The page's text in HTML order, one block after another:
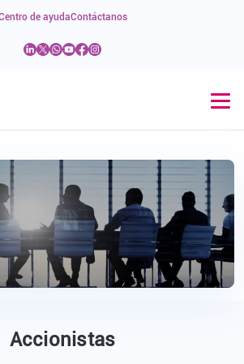
de ayudaContáctanos
Accionistas